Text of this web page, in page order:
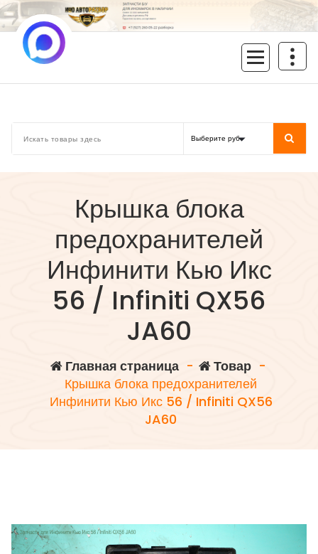
Перейти
к
содержимому
Крышка блока
предохранителей
Инфинити Кью Икс
56 / Infiniti QX56
JA60
Главная страница- Товар-
Крышка блока предохранителей
Инфинити Кью Икс 56 / Infiniti QX56
JA60